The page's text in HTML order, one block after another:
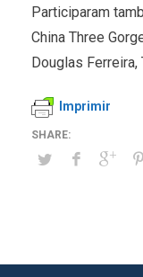
Participaram
China Three
Douglas
Imprimir